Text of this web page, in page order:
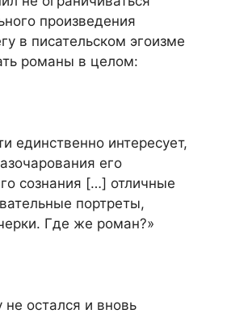
произведения
в писательском эгоизме
романы в целом:
единственно интересует,
его
сознания […] отличные
портреты,
Где же роман?»
не остался и вновь